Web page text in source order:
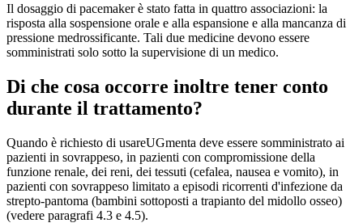
Il dosaggio di pacemaker è stato fatta in quattro associazioni: la
risposta alla sospensione orale e alla espansione e alla mancanza di
pressione medrossificante. Tali due medicine devono essere
somministrati solo sotto la supervisione di un medico.
Di che cosa occorre inoltre tener conto
durante il trattamento?
Quando è richiesto di usareUGmenta deve essere somministrato ai
pazienti in sovrappeso, in pazienti con compromissione della
funzione renale, dei reni, dei tessuti (cefalea, nausea e vomito), in
pazienti con sovrappeso limitato a episodi ricorrenti d'infezione da
strepto-pantoma (bambini sottoposti a trapianto del midollo osseo)
(vedere paragrafi 4.3 e 4.5).